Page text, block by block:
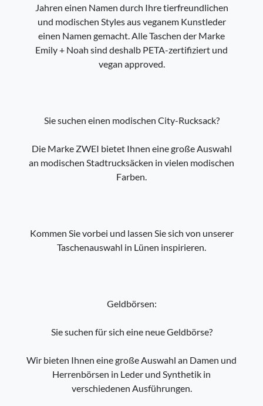
Jahren einen Namen durch Ihre tierfreundlichen
und modischen Styles aus veganem Kunstleder
einen Namen gemacht. Alle Taschen der Marke
Emily + Noah sind deshalb PETA-zertifiziert und
vegan approved.
Sie suchen einen modischen City-Rucksack?
Die Marke ZWEI bietet Ihnen eine große Auswahl
an modischen Stadtrucksäcken in vielen modischen
Farben.
Kommen Sie vorbei und lassen Sie sich von unserer
Taschenauswahl in Lünen inspirieren.
Geldbörsen:
Sie suchen für sich eine neue Geldbörse?
Wir bieten Ihnen eine große Auswahl an Damen und
Herrenbörsen in Leder und Synthetik in
verschiedenen Ausführungen.